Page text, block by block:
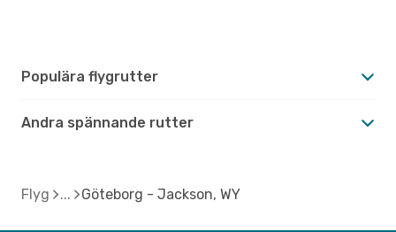
Populära flygrutter
Andra spännande rutter
Flyg Göteborg - Jackson, WY